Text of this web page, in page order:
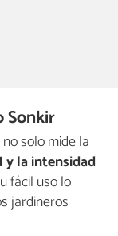
Sonkir
solo mide la
y la intensidad
fácil uso lo
jardineros